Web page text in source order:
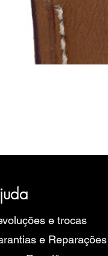
e trocas
e Reparações